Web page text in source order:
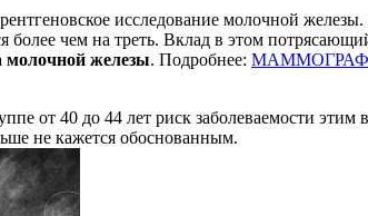
исследование молочной
более чем на треть. Вклад в этом
железы. Подробнее:
от 40 до 44 лет риск заболеваемости
не кажется обоснованным.